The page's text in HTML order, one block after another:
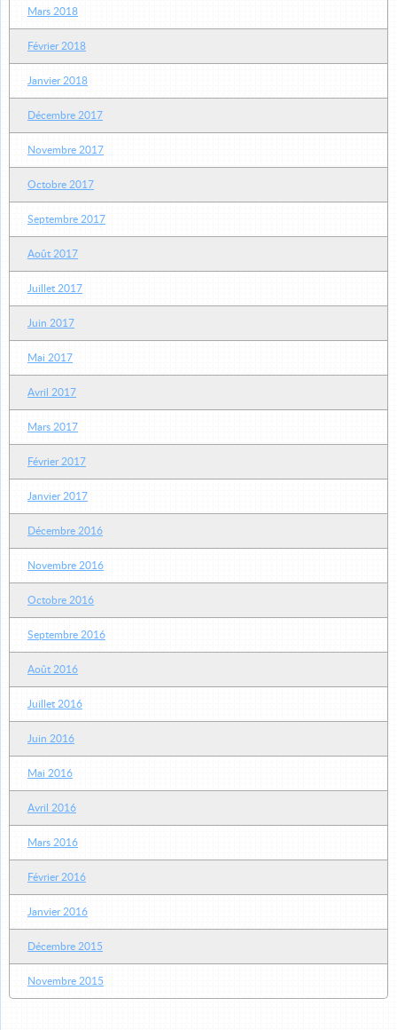
Mars 2018
Février 2018
Janvier 2018
Décembre 2017
Novembre 2017
Octobre 2017
Septembre 2017
Août 2017
Juillet 2017
Juin 2017
Mai 2017
Avril 2017
Mars 2017
Février 2017
Janvier 2017
Décembre 2016
Novembre 2016
Octobre 2016
Septembre 2016
Août 2016
Juillet 2016
Juin 2016
Mai 2016
Avril 2016
Mars 2016
Février 2016
Janvier 2016
Décembre 2015
Novembre 2015